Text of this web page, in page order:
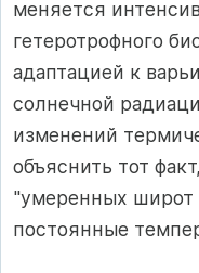
меняется
гетеротрофного
адаптацией к
солнечной
изменений
объяснить тот
"умеренных широт
постоянные